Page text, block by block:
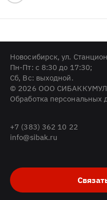
Новосибирск, ул.
Пн-Пт: с 8:30 до 17:30;
Cб, Вс: выходной.
© 2026 ООО
Обработка персональных
+7 (383) 362 10 22
info@sibak.ru